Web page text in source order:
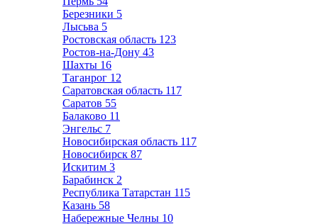
Березники 5
Лысьва 5
Ростовская область 123
Ростов-на-Дону 43
Шахты 16
Таганрог 12
Саратовская область 117
Саратов 55
Балаково 11
Энгельс 7
Новосибирская область 117
Новосибирск 87
Искитим 3
Барабинск 2
Республика Татарстан 115
Казань 58
Набережные Челны 10